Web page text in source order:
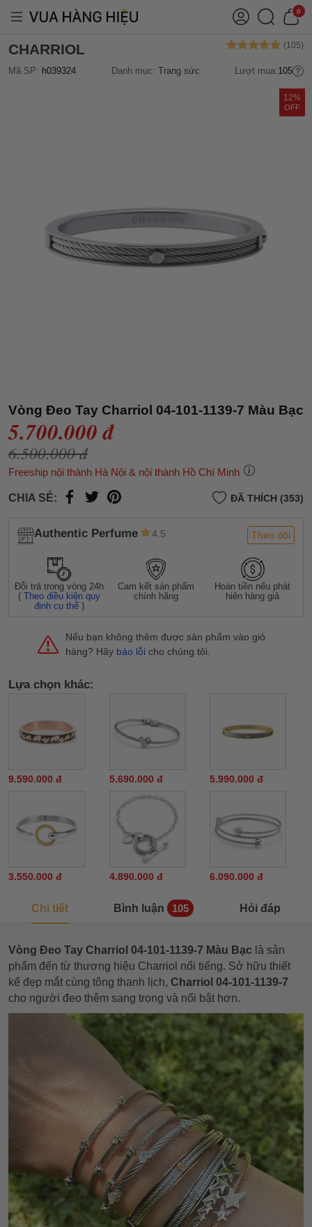
0
CHARRIOL
Mã SP: h039324 Danh mục: Trang sức Lượt mua:105
12%
OFF
Vòng Đeo Tay Charriol 04-101-1139-7 Màu Bạc
5.700.000 đ
6.500.000 đ
Freeship nội thành Hà Nội & nội thành Hồ Chí Minh
CHIA SẺ: ĐÃ THÍCH (353)
Authentic Perfume 4.5 Theo dõi
Đỗi trả trong vòng 24h
(Theo điều kiện quy
định cụ thể )
Cam kết sản phẩm
chính hãng
Hoàn tiền nếu phát
hiện hàng giả
Nếu bạn không thêm được sản phẩm vào giỏ
hàng? Hãy báo lỗi cho chúng tôi.
Lựa chọn khác:
9.590.000 đ 5.690.000 đ 5.990.000 đ
3.550.000 đ 4.890.000 đ 6.090.000 đ
Chi tiết Bình luận 105 Hỏi đáp
Vòng Đeo Tay Charriol 04-101-1139-7 Màu Bạc là sản
phẩm đến từ thương hiệu Charriol nổi tiếng. Sở hữu thiết
kế đẹp mắt cùng tông thanh lịch, Charriol 04-101-1139-7
cho người đeo thêm sang trọng và nổi bật hơn.